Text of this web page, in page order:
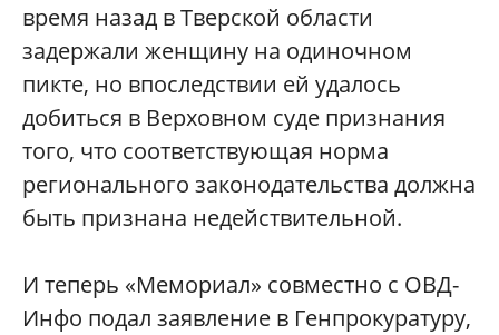
время назад в Тверской области
задержали женщину на одиночном
пикте, но впоследствии ей удалось
добиться в Верховном суде признания
того, что соответствующая норма
регионального законодательства должна
быть признана недействительной.
И теперь «Мемориал» совместно с ОВД-
Инфо подал заявление в Генпрокуратуру,